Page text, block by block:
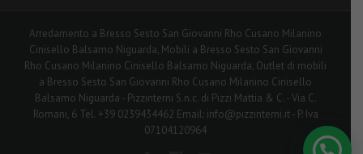
Arredamento a Bresso Sesto San Giovanni Rho Cusano Milanino
Cinisello Balsamo Niguarda, Mobili a Bresso Sesto San Giovanni
Rho Cusano Milanino Cinisello Balsamo Niguarda, Outlet di mobili
a Bresso Sesto San Giovanni Rho Cusano Milanino Cinisello
Balsamo Niguarda - Pizzinterni S.n.c. di Pizzi Mattia & C. - Via C.
Romani, 6 Tel. +39 0239434462 Email: info@pizzinterni.it - P. Iva
07104120964